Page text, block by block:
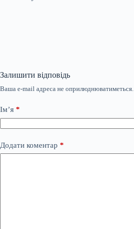
Залишити відповідь
Ваша e-mail адреса не оприлюднюватиметься.
Ім’я *
Додати коментар *